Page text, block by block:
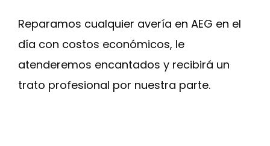
Reparamos cualquier avería en AEG en el
día con costos económicos, le
atenderemos encantados y recibirá un
trato profesional por nuestra parte.